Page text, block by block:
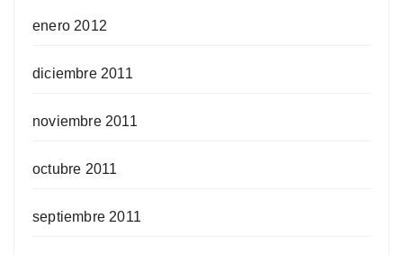
enero 2012
diciembre 2011
noviembre 2011
octubre 2011
septiembre 2011